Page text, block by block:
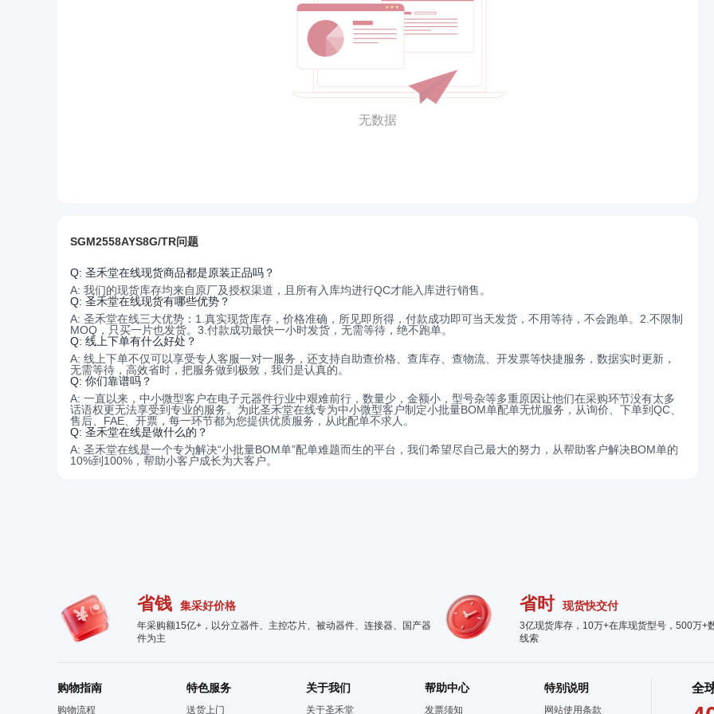
无数据
SGM2558AYS8G/TR问题
Q: 圣禾堂在线现货商品都是原装正品吗？
A: 我们的现货库存均来自原厂及授权渠道，且所有入库均进行QC才能入库进行销售。
Q: 圣禾堂在线现货有哪些优势？
A: 圣禾堂在线三大优势：1.真实现货库存，价格准确，所见即所得，付款成功即可当天发货，不用等待，不会跑单。2.不限制
MOQ，只买一片也发货。3.付款成功最快一小时发货，无需等待，绝不跑单。
Q: 线上下单有什么好处？
A: 线上下单不仅可以享受专人客服一对一服务，还支持自助查价格、查库存、查物流、开发票等快捷服务，数据实时更新，
无需等待，高效省时，把服务做到极致，我们是认真的。
Q: 你们靠谱吗？
A: 一直以来，中小微型客户在电子元器件行业中艰难前行，数量少，金额小，型号杂等多重原因让他们在采购环节没有太多
话语权更无法享受到专业的服务。为此圣禾堂在线专为中小微型客户制定小批量BOM单配单无忧服务，从询价、下单到QC、
售后、FAE、开票，每一环节都为您提供优质服务，从此配单不求人。
Q: 圣禾堂在线是做什么的？
A: 圣禾堂在线是一个专为解决“小批量BOM单”配单难题而生的平台，我们希望尽自己最大的努力，从帮助客户解决BOM单的
10%到100%，帮助小客户成长为大客户。
省钱 集采好价格
年采购额15亿+，以分立器件、主控芯片、被动器件、连接器、国产器
件为主
省时 现货快交付
3亿现货库存，10万+在库现货型号，500万+
线索
购物指南
购物流程
特色服务
送货上门
关于我们
关于圣禾堂
帮助中心
发票须知
特别说明
网站使用条款
全